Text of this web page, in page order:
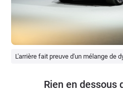
L'arrière fait preuve d'un mélange de
Rien en dessous